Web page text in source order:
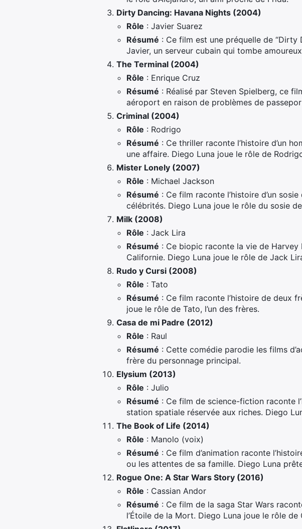
Dirty Dancing: Havana Nights (2004)
Rôle : Javier Suarez
Résumé : Ce film est une préquelle de “Dirty
Javier, un serveur cubain qui tombe amoureux
The Terminal (2004)
Rôle : Enrique Cruz
Résumé : Réalisé par Steven Spielberg, ce
aéroport en raison de problèmes de
Criminal (2004)
Rôle : Rodrigo
Résumé : Ce thriller raconte l’histoire d’un
une affaire. Diego Luna joue le rôle de
Mister Lonely (2007)
Rôle : Michael Jackson
Résumé : Ce film raconte l’histoire d’un
célébrités. Diego Luna joue le rôle du sosie
Milk (2008)
Rôle : Jack Lira
Résumé : Ce biopic raconte la vie de
Californie. Diego Luna joue le rôle de Jack
Rudo y Cursi (2008)
Rôle : Tato
Résumé : Ce film raconte l’histoire de deux
joue le rôle de Tato, l’un des frères.
Casa de mi Padre (2012)
Rôle : Raul
Résumé : Cette comédie parodie les films
frère du personnage principal.
Elysium (2013)
Rôle : Julio
Résumé : Ce film de science-fiction raconte
station spatiale réservée aux riches. Diego
The Book of Life (2014)
Rôle : Manolo (voix)
Résumé : Ce film d’animation raconte
ou les attentes de sa famille. Diego Luna
Rogue One: A Star Wars Story (2016)
Rôle : Cassian Andor
Résumé : Ce film de la saga Star Wars
l’Étoile de la Mort. Diego Luna joue le rôle